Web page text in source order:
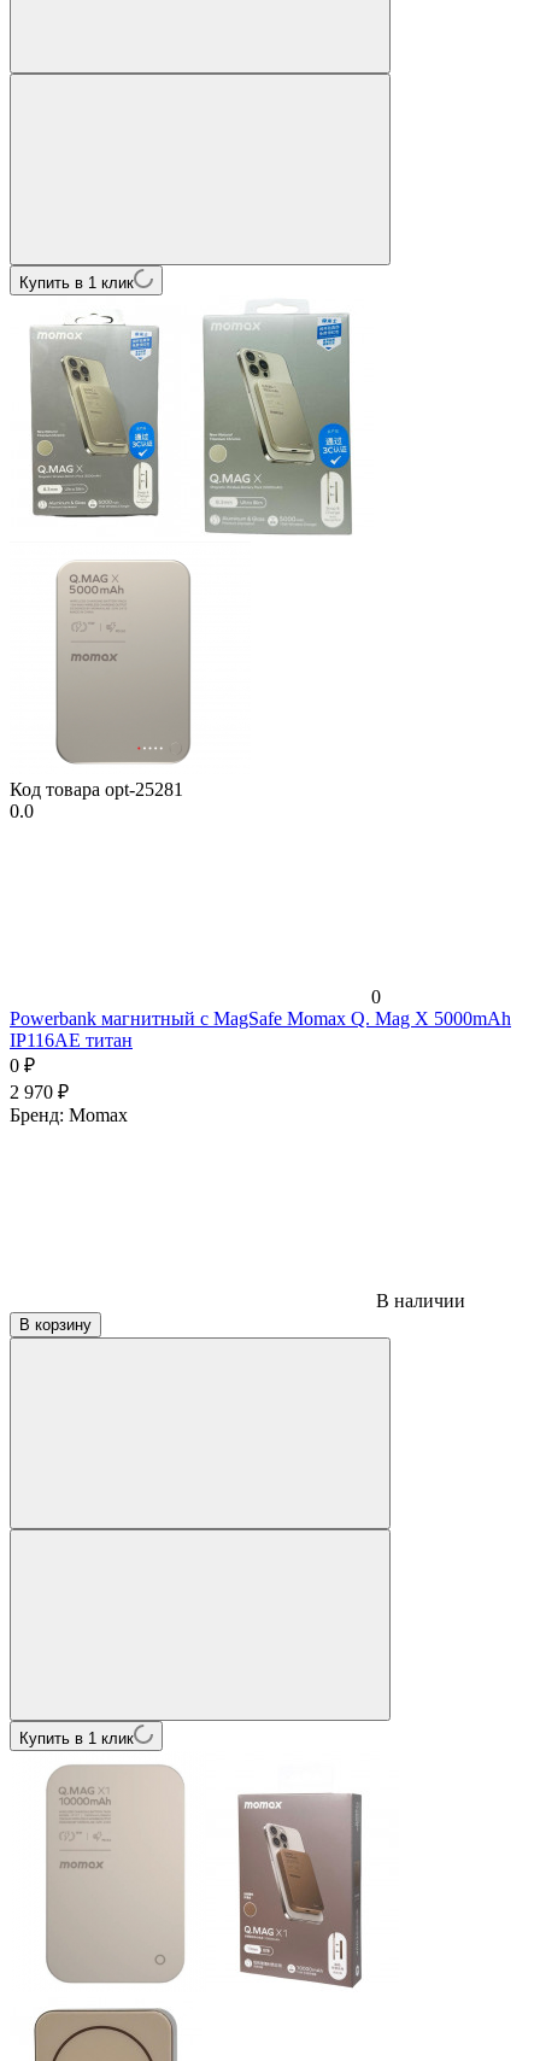
Купить в 1 клик
Код товара opt-25281
0.0
0
Powerbank магнитный с MagSafe Momax Q. Mag X 5000mAh
IP116AE титан
0 ₽
2 970 ₽
Бренд: Momax
В наличии
В корзину
Купить в 1 клик